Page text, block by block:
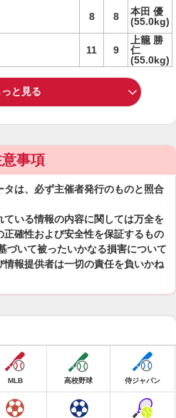
8 8
本田 優
(55.0kg)
11 9
上籠 勝
仁
(55.0kg)
っと見る
事項
は、必ず主催者発行のものと照合
いる情報の内容に関しては万全を
確性および安全性を保証するもの
づいて被ったいかなる損害について
報提供者は一切の責任を負いかね
MLB 高校野球 侍ジャパン